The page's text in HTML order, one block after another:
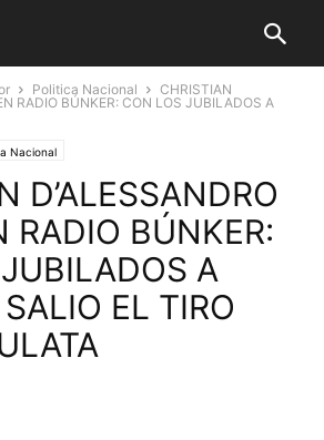
Politica Nacional
CHRISTIAN
RADIO BÚNKER: CON LOS JUBILADOS A
Nacional
D’ALESSANDRO
RADIO BÚNKER:
A
EL TIRO